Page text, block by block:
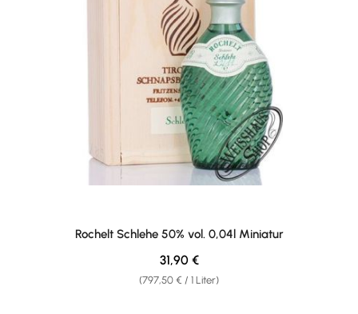
Rochelt Schlehe 50% vol. 0,04l Miniatur
(797,50 € / 1 Liter)
Regulärer Preis:
31,90 €